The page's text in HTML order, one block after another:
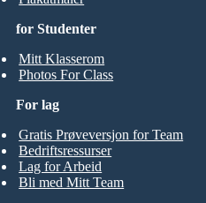
for Studenter
Mitt Klasserom
Photos For Class
For lag
Gratis Prøveversjon for Team
Bedriftsressurser
Lag for Arbeid
Bli med Mitt Team